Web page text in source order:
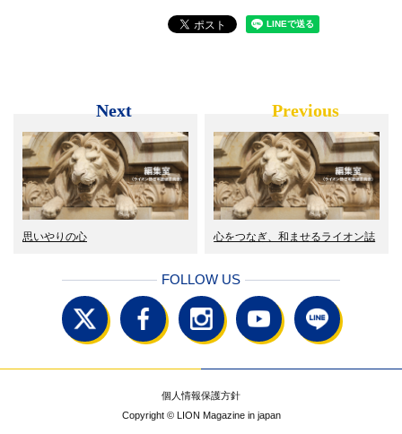
Next
思いやりの心
Previous
心をつなぎ、和ませるライオン誌
FOLLOW US
個人情報保護方針
Copyright © LION Magazine in japan